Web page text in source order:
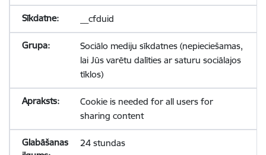
__cfduid
Sociālo mediju sīkdatnes (nepieciešamas,
lai Jūs varētu dalīties ar saturu sociālajos
tīklos)
Cookie is needed for all users for
sharing content
24 stundas